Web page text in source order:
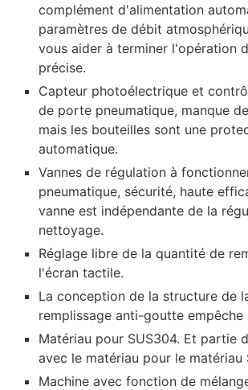
complément d'alimentation
paramètres de débit
vous aider à terminer l'opération
précise.
Capteur photoélectrique et
de porte pneumatique, manque
mais les bouteilles sont une
automatique.
Vannes de régulation à
pneumatique, sécurité, haute
vanne est indépendante de la
nettoyage.
Réglage libre de la quantité de
l'écran tactile.
La conception de la structure de
remplissage anti-goutte empêche
Matériau pour SUS304. Et partie
avec le matériau pour le matériau
Machine avec fonction de